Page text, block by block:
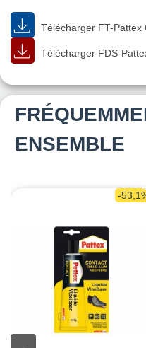
Télécharger FT-Pattex
Télécharger FDS-
ENSEMBLE
-